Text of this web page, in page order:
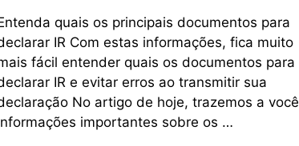
quais os principais documentos para
IR Com estas informações, fica muito
fácil entender quais os documentos para
IR e evitar erros ao transmitir sua
No artigo de hoje, trazemos a você
importantes sobre os …